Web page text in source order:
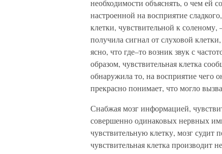
необходимости объяснять, о чем ей
настроенной на восприятие
клетки, чувствительной к соленому,
получила сигнал от слуховой
ясно, что где–то возник звук с
образом, чувствительная клетка
обнаружила то, на восприятие чего
прекрасно понимает, что могло
Снабжая мозг информацией,
совершенно одинаковых нервных
чувствительную клетку, мозг судит
чувствительная клетка производит